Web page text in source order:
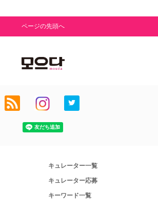
ページの先頭へ
キュレーター一覧
キュレーター応募
キーワード一覧